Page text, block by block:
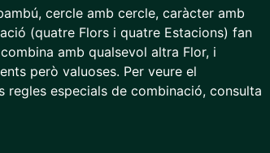
cercle amb cercle, caràcter amb
(quatre Flors i quatre Estacions) fan
amb qualsevol altra Flor, i
però valuoses. Per veure el
especials de combinació, consulta